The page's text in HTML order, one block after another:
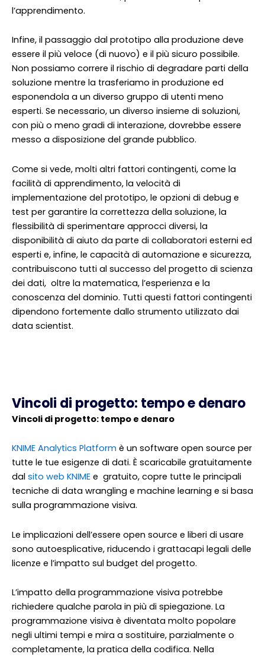
l’apprendimento.
Infine, il passaggio dal prototipo alla produzione deve
essere il più veloce (di nuovo) e il più sicuro possibile.
Non possiamo correre il rischio di degradare parti della
soluzione mentre la trasferiamo in produzione ed
esponendola a un diverso gruppo di utenti meno
esperti. Se necessario, un diverso insieme di soluzioni,
con più o meno gradi di interazione, dovrebbe essere
messo a disposizione del grande pubblico.
Come si vede, molti altri fattori contingenti, come la
facilità di apprendimento, la velocità di
implementazione del prototipo, le opzioni di debug e
test per garantire la correttezza della soluzione, la
flessibilità di sperimentare approcci diversi, la
disponibilità di aiuto da parte di collaboratori esterni ed
esperti e, infine, le capacità di automazione e sicurezza,
contribuiscono tutti al successo del progetto di scienza
dei dati, oltre la matematica, l’esperienza e la
conoscenza del dominio. Tutti questi fattori contingenti
dipendono fortemente dallo strumento utilizzato dai
data scientist.
Vincoli di progetto: tempo e denaro
Vincoli di progetto: tempo e denaro
KNIME Analytics Platform è un software open source per
tutte le tue esigenze di dati. È scaricabile gratuitamente
dal sito web KNIME e gratuito, copre tutte le principali
tecniche di data wrangling e machine learning e si basa
sulla programmazione visiva.
Le implicazioni dell’essere open source e liberi di usare
sono autoesplicative, riducendo i grattacapi legali delle
licenze e l’impatto sul budget del progetto.
L’impatto della programmazione visiva potrebbe
richiedere qualche parola in più di spiegazione. La
programmazione visiva è diventata molto popolare
negli ultimi tempi e mira a sostituire, parzialmente o
completamente, la pratica della codifica. Nella